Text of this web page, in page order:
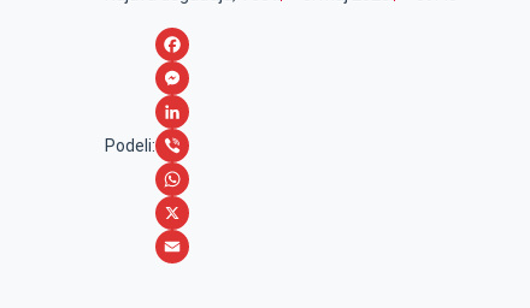
Podeli:
F
a
c
e
b
o
M
e
s
s
e
L
i
n
k
V
i
b
W
h
X